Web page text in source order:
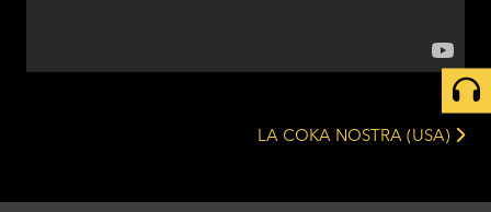
LA COKA NOSTRA (USA)